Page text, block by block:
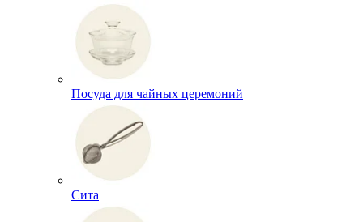
Посуда для чайных церемоний
Сита